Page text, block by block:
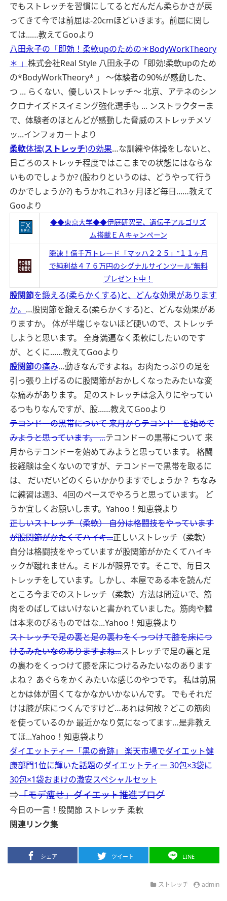
でもストレッチを習慣にしてるとだんだん柔らかさが戻
ってきて今では前屈は-20cmほどいきます。前屈に関し
ては...…教えてGooより
八田永子の「即効！柔軟upのための＊BodyWorkTheory
＊ 」 株式会社Real Style 八田永子の「即効!柔軟upのため
の*BodyWorkTheory* 」 〜体験者の90%が感動した、
つ ... らくない、優しいストレッチ〜 北京、アテネのシン
クロナイズドスイミング強化選手も ... ンストラクターま
で、体験者のほとんどが感動した脅威のストレッチメソ
ッ...インフォカートより
柔軟体操(ストレッチ)の効果…な訓練や体操をしないと、
日ごろのストレッチ程度ではここまでの状態にはならな
いものでしょうか? (股わりというのは、どうやって行う
のかでしょうか?) もうかれこれ3ヶ月ほど毎日...…教えて
Gooより
◆◆東京大学◆◆伊庭研究室、遺伝子アルゴリズ
ム搭載ＥＡキャンペーン
瞬速！億千万トレード「マッハ２２５」“１１ヶ月
で純利益４７６万円のシグナルサインツール”無料
プレゼント中！
股関節を鍛える(柔らかくする)と、どんな効果があります
か。 …股関節を鍛える(柔らかくする)と、どんな効果があ
りますか。 体が半端じゃないほど硬いので、ストレッチ
しようと思います。 全身満遍なく柔軟にしたいのです
が、とくに...…教えてGooより
股関節の痛み…動きなんですよね。お肉たっぷりの足を
引っ張り上げるのに股関節がおかしくなったみたいな変
な痛みがあります。 足のストレッチは念入りにやってい
るつもりなんですが、股...…教えてGooより
テコンドーの黒帯について 来月からテコンドーを始めて
みようと思っています。 ...テコンドーの黒帯について 来
月からテコンドーを始めてみようと思っています。 格闘
技経験は全くないのですが、テコンドーで黒帯を取るに
は、 だいだいどのくらいかかりますでしょうか？ ちなみ
に練習は週3、4回のペースでやろうと思っています。 ど
うか宜しくお願いします。 Yahoo！知恵袋より
正しいストレッチ（柔軟） 自分は格闘技をやっています
が股関節がかたくてハイキ...正しいストレッチ（柔軟）
自分は格闘技をやっていますが股関節がかたくてハイキ
ックが蹴れません。ミドルが限界です。そこで、毎日ス
トレッチをしています。しかし、本屋である本を読んだ
ところ今までのストレッチ（柔軟）方法は間違いで、筋
肉をのばしてはいけないと書かれていました。筋肉や腱
は本来のびるものではな...Yahoo！知恵袋より
ストレッチで足の裏と足の裏わをくっつけて膝を床につ
けるみたいなのありますよね...ストレッチで足の裏と足
の裏わをくっつけて膝を床につけるみたいなのあります
よね？ あぐらをかくみたいな感じのやつです。 私は前屈
とかは体が固くてなかなかいかないんです。 でもそれだ
けは膝が床につくんですけど…あれは何故？どこの筋肉
を使っているのか 最近かなり気になってます…是非教え
てほ...Yahoo！知恵袋より
ダイエットティー「黒の奇跡」 楽天市場でダイエット健
康部門1位に輝いた話題のダイエットティー 30包×3袋に
30包×1袋おまけの激安スペシャルセット
⇒「モデ痩せ」ダイエット推進ブログ
今日の一言！股関節 ストレッチ 柔軟
関連リンク集
シェア ツイート LINE
ストレッチ admin